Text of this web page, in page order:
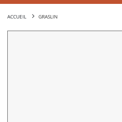
ACCUEIL GRASLIN